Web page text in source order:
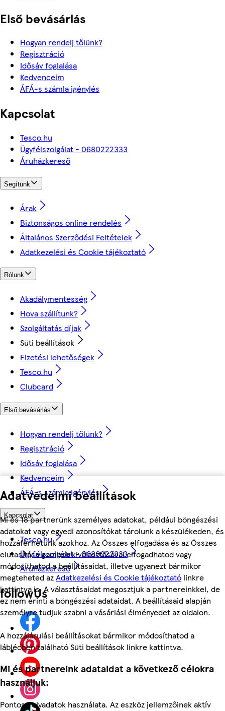
Adatvédelmi beállítások
Mi és 18 partnerünk személyes adatokat, például böngészési
adatokat vagy egyedi azonosítókat tárolunk a készülékeden, és
hozzáférhetünk azokhoz. Az Összes elfogadása és az Összes
elutasítása gombok kiválasztásával elfogadhatod vagy
módosíthatod a beállításaidat, illetve ugyanezt bármikor
megteheted azAdatkezelési és Cookie tájékoztató linkre
kattintva is. A választásaidat megosztjuk a partnereinkkel, de
ez nem érinti a böngészési adataidat. A beállításaid alapján
személyre tudjuk szabni a vásárlási élményedet az oldalon.
A hozzájárulási beállításokat bármikor módosíthatod a
láblécben található Süti beállítások linkre kattintva.
Mi és partnereink adataidat a következő célokra
használjuk:
Pontos helyadatok használata. Az eszköz jellemzőinek aktív
Első bevásárlás
Hogyan rendelj tőlünk?
Regisztráció
Idősáv foglalása
Kedvenceim
ÁFÁ-s számla igénylés
Kapcsolat
Tesco.hu
Ügyfélszolgálat - 0680222333
Áruházkereső
Segítünk
Árak
Biztonságos online rendelés
Általános Szerződési Feltételek
Adatkezelési és Cookie tájékoztató
Rólunk
Akadálymentesség
Hova szállítunk?
Szolgáltatás díjak
Süti beállítások
Fizetési lehetőségek
Tesco.hu
Clubcard
Első bevásárlás
Hogyan rendelj tőlünk?
Regisztráció
Idősáv foglalása
Kedvenceim
ÁFÁ-s számla igénylés
Kapcsolat
Tesco.hu
Ügyfélszolgálat - 0680222333
Áruházkereső
followUs